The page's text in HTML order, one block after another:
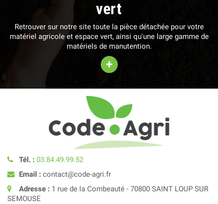
vert
Retrouver sur notre site toute la pièce détachée pour votre
matériel agricole et espace vert, ainsi qu'une large gamme de
matériels de manutention.
+
Tél. : 03.84.49.99.52
Email : contact@code-agri.fr
Adresse : 1 rue de la Combeauté - 70800 SAINT LOUP SUR
SEMOUSE